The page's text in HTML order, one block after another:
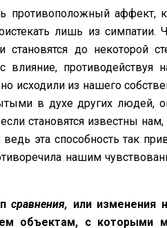
противоположный аффект,
лишь из симпатии.
становятся до некоторой
противодействуя
исходили из нашего
в духе других людей,
становятся известны
эта способность так
нашим
сравнения, или изменения
объектам, с которыми